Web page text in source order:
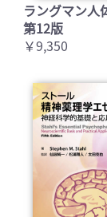
ラングマン人
第12版
￥9,350